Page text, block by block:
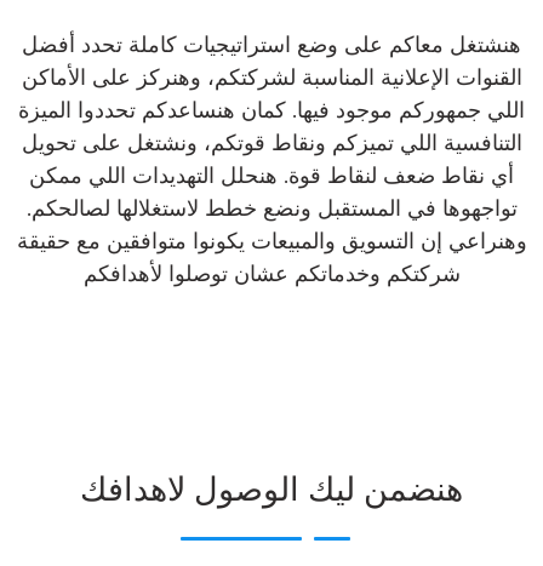
هنشتغل معاكم على وضع استراتيجيات كاملة تحدد أفضل
القنوات الإعلانية المناسبة لشركتكم، وهنركز على الأماكن
اللي جمهوركم موجود فيها. كمان هنساعدكم تحددوا الميزة
التنافسية اللي تميزكم ونقاط قوتكم، ونشتغل على تحويل
أي نقاط ضعف لنقاط قوة. هنحلل التهديدات اللي ممكن
تواجهوها في المستقبل ونضع خطط لاستغلالها لصالحكم.
وهنراعي إن التسويق والمبيعات يكونوا متوافقين مع حقيقة
شركتكم وخدماتكم عشان توصلوا لأهدافكم
هنضمن ليك الوصول لاهدافك